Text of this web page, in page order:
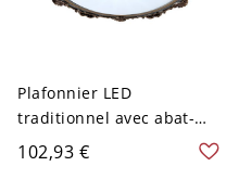
Plafonnier LED
traditionnel avec abat-
jour en verre pour salon -
Blanc 110 V-120 V 30,48
102,93 €